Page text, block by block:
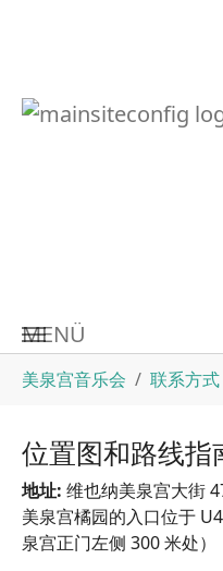
MENÜ
Skip to main content
You are here:
美泉宫音乐会 联系方式
位置图和路线指
地址: 维也纳美泉宫大街
美泉宫橘园的入口位于
泉宫正门左侧 300 米处）